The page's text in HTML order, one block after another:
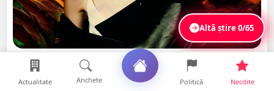
Distribuie
Altă știre0/65
Actualitate Anchete Politică Necitite